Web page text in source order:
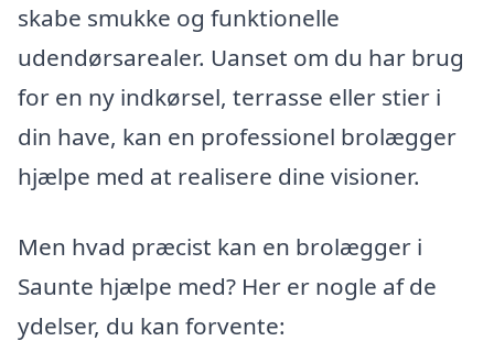
skabe smukke og funktionelle
udendørsarealer. Uanset om du har brug
for en ny indkørsel, terrasse eller stier i
din have, kan en professionel brolægger
hjælpe med at realisere dine visioner.
Men hvad præcist kan en brolægger i
Saunte hjælpe med? Her er nogle af de
ydelser, du kan forvente: